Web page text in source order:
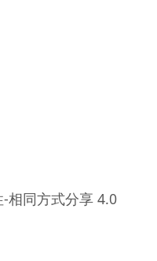
相同方式分享 4.0